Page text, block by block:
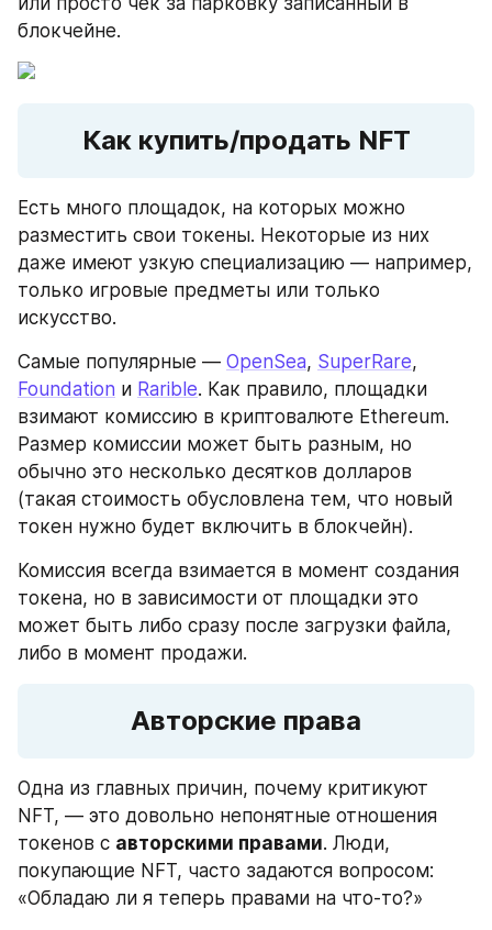
блокчейне.
Как купить/продать NFT
Есть много площадок, на которых можно
разместить свои токены. Некоторые из них
даже имеют узкую специализацию — например,
только игровые предметы или только
искусство.
Самые популярные — OpenSea, SuperRare
Foundation и Rarible. Как правило, площадки
взимают комиссию в криптовалюте Ethereum.
Размер комиссии может быть разным, но
обычно это несколько десятков долларов
(такая стоимость обусловлена тем, что новый
токен нужно будет включить в блокчейн).
Комиссия всегда взимается в момент создания
токена, но в зависимости от площадки это
может быть либо сразу после загрузки файла,
либо в момент продажи.
Авторские права
Одна из главных причин, почему критикуют
NFT, — это довольно непонятные отношения
токенов с авторскими правами. Люди,
покупающие NFT, часто задаются вопросом:
«Обладаю ли я теперь правами на что-то?»